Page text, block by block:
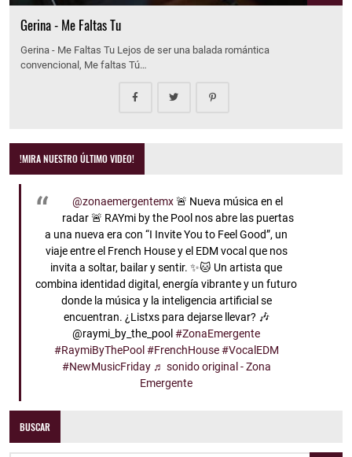
Gerina - Me Faltas Tu
Gerina - Me Faltas Tu Lejos de ser una balada romántica
convencional, Me faltas Tú…
!MIRA NUESTRO ÚLTIMO VIDEO!
@zonaemergentemx🚨 Nueva música en el
radar 🚨 RAYmi by the Pool nos abre las puertas
a una nueva era con “I Invite You to Feel Good”, un
viaje entre el French House y el EDM vocal que nos
invita a soltar, bailar y sentir. ✨🐱 Un artista que
combina identidad digital, energía vibrante y un futuro
donde la música y la inteligencia artificial se
encuentran. ¿Listxs para dejarse llevar? 🎶
@raymi_by_the_pool#ZonaEmergente
#RaymiByThePool #FrenchHouse #VocalEDM
#NewMusicFriday ♬ sonido original - Zona
Emergente
BUSCAR